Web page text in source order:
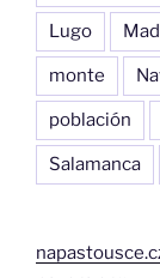
Lugo
monte
población
Salamanca